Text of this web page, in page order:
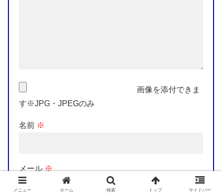
画像を添付できま
す※JPG・JPEGのみ
名前 ※
メール※
メニュー ホーム 検索 トップ サイドバー